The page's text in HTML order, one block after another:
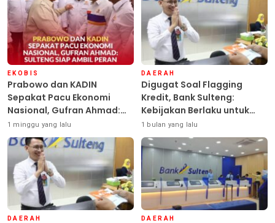
EKOBIS
Prabowo dan KADIN
Sepakat Pacu Ekonomi
Nasional, Gufran Ahmad:
Sulteng Siap Ambil Peran
1 minggu yang lalu
DAERAH
Digugat Soal Flagging
Kredit, Bank Sulteng:
Kebijakan Berlaku untuk
Seluruh Debitur ASN
1 bulan yang lalu
DAERAH DAERAH